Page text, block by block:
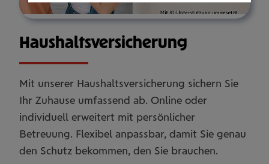
Haus­halts­ver­si­che­rung
Mit unserer Haushaltsversicherung sichern Sie
Ihr Zuhause umfassend ab. Online oder
individuell erweitert mit persönlicher
Betreuung. Flexibel anpassbar, damit Sie genau
den Schutz bekommen, den Sie brauchen.